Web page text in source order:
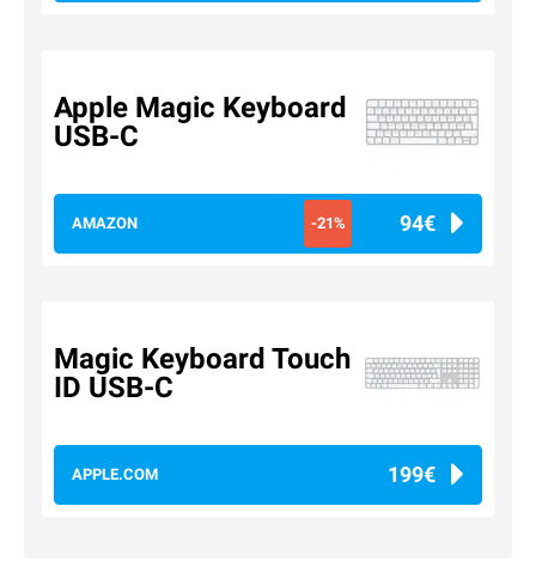
Apple Magic Keyboard
USB-C
AMAZON -21% 94€
Magic Keyboard Touch
ID USB-C
APPLE.COM 199€